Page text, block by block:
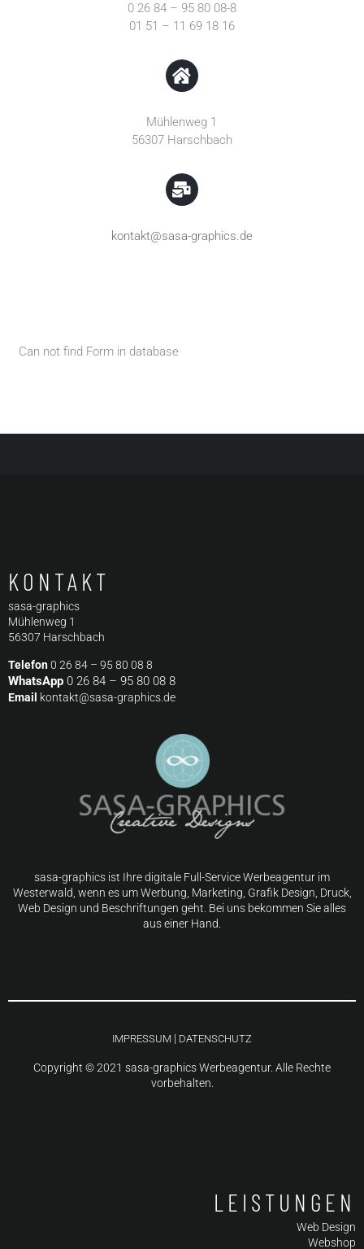
0 26 84 – 95 80 08-8
01 51 – 11 69 18 16
Mühlenweg 1
56307 Harschbach
kontakt@sasa-graphics.de
Can not find Form in database
KONTAKT
sasa-graphics
Mühlenweg 1
56307 Harschbach
Telefon0 26 84 – 95 80 08 8
WhatsApp 0 26 84 – 95 80 08 8
Email kontakt@sasa-graphics.de
sasa-graphics ist Ihre digitale Full-Service Werbeagentur im
Westerwald, wenn es um Werbung, Marketing, Grafik Design, Druck,
Web Design und Beschriftungen geht. Bei uns bekommen Sie alles
aus einer Hand.
IMPRESSUM | DATENSCHUTZ
Copyright © 2021 sasa-graphics Werbeagentur. Alle Rechte
vorbehalten.
LEISTUNGEN
Web Design
Webshop